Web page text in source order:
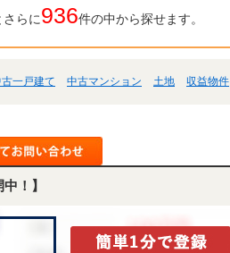
らに936件の中から探せます。
一戸建て 中古マンション 土地 収益物件
！】